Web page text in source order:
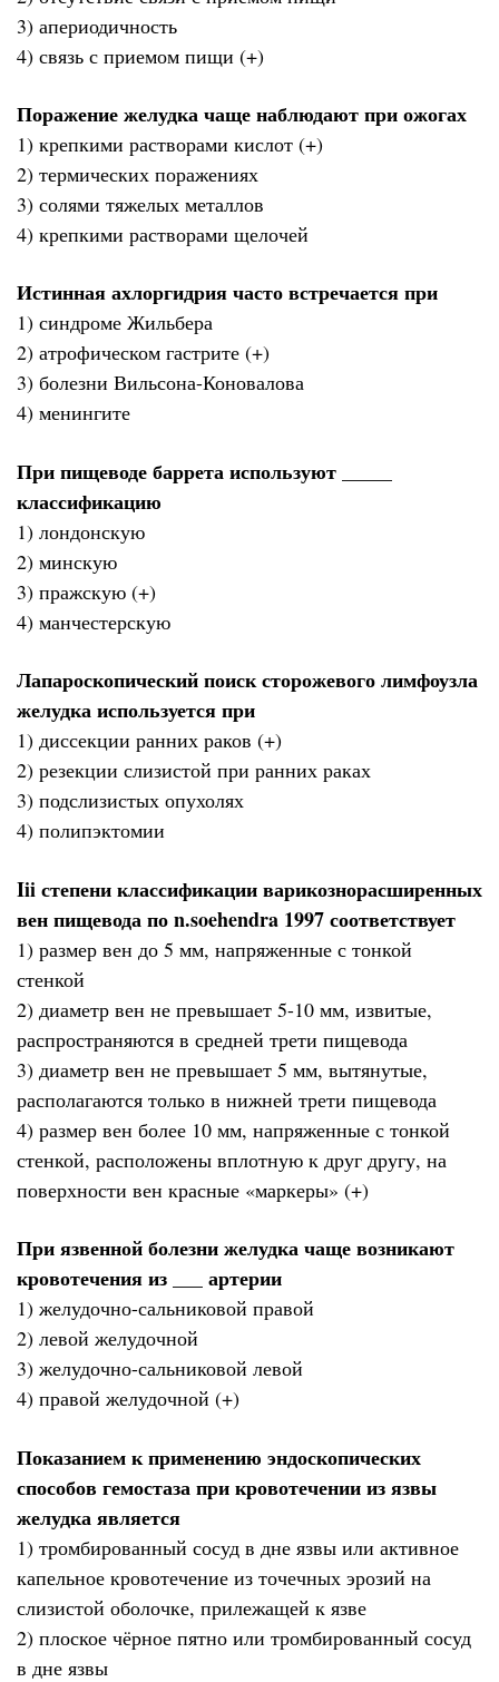
3) апериодичность
4) связь с приемом пищи (+)
Поражение желудка чаще наблюдают при ожогах
1) крепкими растворами кислот (+)
2) термических поражениях
3) солями тяжелых металлов
4) крепкими растворами щелочей
Истинная ахлоргидрия часто встречается при
1) синдроме Жильбера
2) атрофическом гастрите (+)
3) болезни Вильсона-Коновалова
4) менингите
При пищеводе баррета используют _____
классификацию
1) лондонскую
2) минскую
3) пражскую (+)
4) манчестерскую
Лапароскопический поиск сторожевого лимфоузла
желудка используется при
1) диссекции ранних раков (+)
2) резекции слизистой при ранних раках
3) подслизистых опухолях
4) полипэктомии
Iii степени классификации варикознорасширенных
вен пищевода по n.soehendra 1997 соответствует
1) размер вен до 5 мм, напряженные с тонкой
стенкой
2) диаметр вен не превышает 5-10 мм, извитые,
распространяются в средней трети пищевода
3) диаметр вен не превышает 5 мм, вытянутые,
располагаются только в нижней трети пищевода
4) размер вен более 10 мм, напряженные с тонкой
стенкой, расположены вплотную к друг другу, на
поверхности вен красные «маркеры» (+)
При язвенной болезни желудка чаще возникают
кровотечения из ___ артерии
1) желудочно-сальниковой правой
2) левой желудочной
3) желудочно-сальниковой левой
4) правой желудочной (+)
Показанием к применению эндоскопических
способов гемостаза при кровотечении из язвы
желудка является
1) тромбированный сосуд в дне язвы или активное
капельное кровотечение из точечных эрозий на
слизистой оболочке, прилежащей к язве
2) плоское чёрное пятно или тромбированный сосуд
в дне язвы